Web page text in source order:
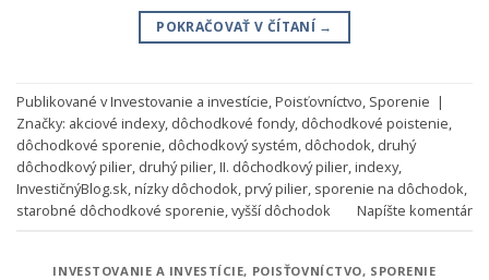
POKRAČOVAŤ V ČÍTANÍ →
Publikované vInvestovanie a investície,Poisťovníctvo, Sporenie |
Značky: akciové indexy, dôchodkové fondy, dôchodkové poistenie,
dôchodkové sporenie, dôchodkový systém, dôchodok, druhý
dôchodkový pilier, druhý pilier,II. dôchodkový pilier,indexy,
InvestičnýBlog.sk,nízky dôchodok,prvý pilier, sporenie na dôchodok,
starobné dôchodkové sporenie,vyšší dôchodok Napíšte komentár
INVESTOVANIE A INVESTÍCIE, POISŤOVNÍCTVO, SPORENIE